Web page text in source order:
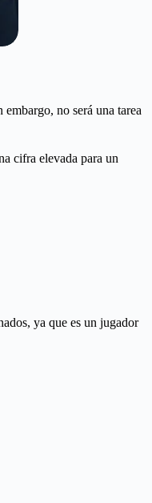
no será una tarea
cifra elevada para un
ya que es un jugador